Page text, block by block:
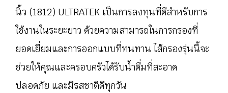
นิ้ว (1812) ULTRATEK เป็นการลงทุนที่ดีสำหรับการ
ใช้งานในระยะยาว ด้วยความสามารถในการกรองที่
ยอดเยี่ยมและการออกแบบที่ทนทาน ไส้กรองรุ่นนี้จะ
ช่วยให้คุณและครอบครัวได้รับน้ำดื่มที่สะอาด
ปลอดภัย และมีรสชาติดีทุกวัน